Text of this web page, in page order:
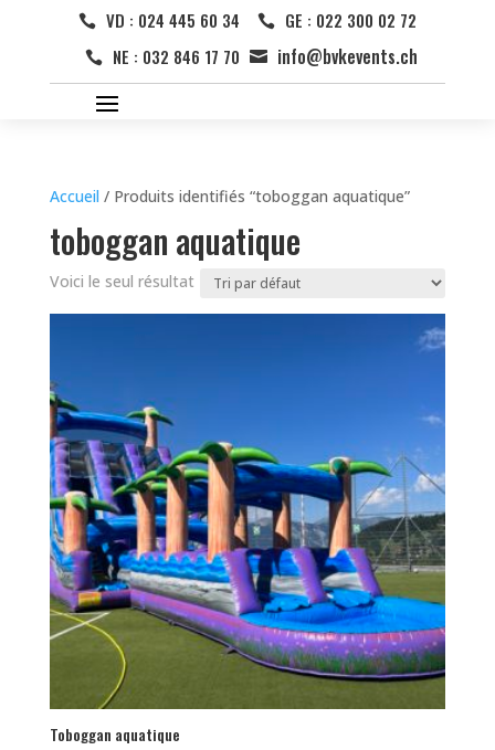
 VD : 024 445 60 34  GE : 022 300 02 72
 NE : 032 846 17 70  info@bvkevents.ch
Accueil / Produits identifiés “toboggan aquatique”
toboggan aquatique
Voici le seul résultat
Toboggan aquatique